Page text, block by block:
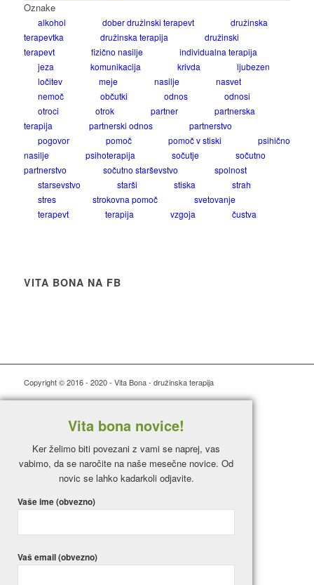
Oznake
alkohol dober družinski terapevt
družinska
terapevtka
družinska terapija
družinski
terapevt
fizično nasilje
individualna terapija
jeza
komunikacija krivda
ljubezen
ločitev
meje nasilje
nasvet
nemoč
občutki odnos
odnosi
otroci
otrok partner
partnerska
terapija
partnerski odnos
partnerstvo
pogovor
pomoč pomoč v stiski
psihično
nasilje
psihoterapija sočutje
sočutno
partnerstvo
sočutno starševstvo
spolnost
starsevstvo
starši stiska
strah
stres
strokovna pomoč
svetovanje
terapevt
terapija vzgoja čustva
VITA BONA NA FB
Copyright © 2016 - 2020 - Vita Bona - družinska terapija
Vita bona novice!
Ker želimo biti povezani z vami se naprej, vas
vabimo, da se naročite na naše mesečne novice. Od
novic se lahko kadarkoli odjavite.
Vaše ime (obvezno)
Vaš email (obvezno)